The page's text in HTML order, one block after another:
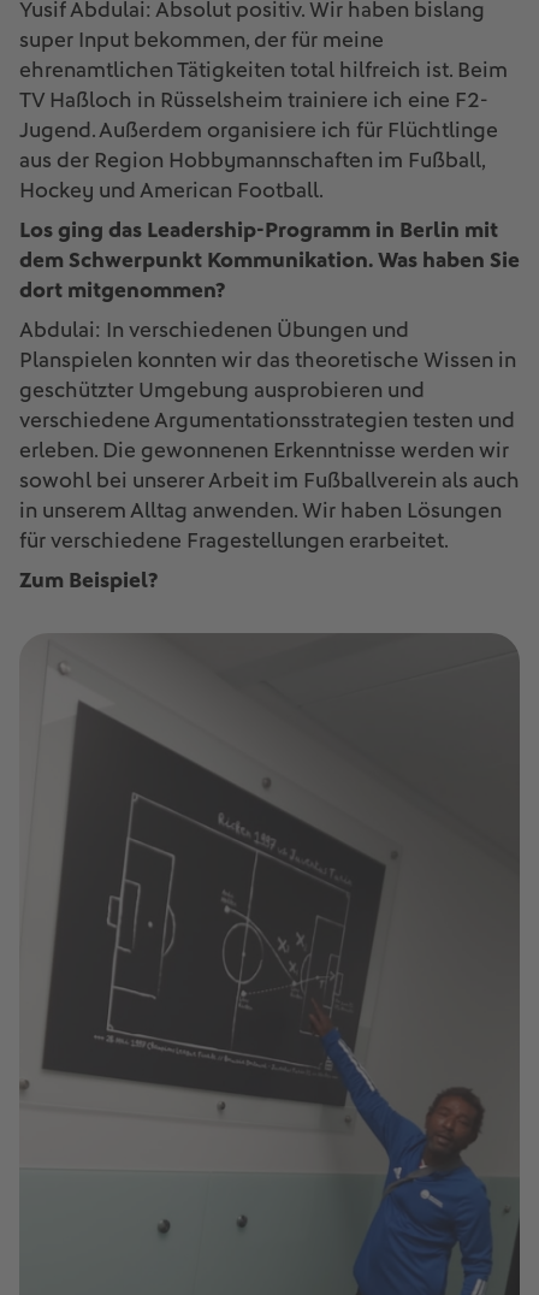
Yusif Abdulai: Absolut positiv. Wir haben bislang
super Input bekommen, der für meine
ehrenamtlichen Tätigkeiten total hilfreich ist. Beim
TV Haßloch in Rüsselsheim trainiere ich eine F2-
Jugend. Außerdem organisiere ich für Flüchtlinge
aus der Region Hobbymannschaften im Fußball,
Hockey und American Football.
Los ging das Leadership-Programm in Berlin mit
dem Schwerpunkt Kommunikation. Was haben Sie
dort mitgenommen?
Abdulai: In verschiedenen Übungen und
Planspielen konnten wir das theoretische Wissen in
geschützter Umgebung ausprobieren und
verschiedene Argumentationsstrategien testen und
erleben. Die gewonnenen Erkenntnisse werden wir
sowohl bei unserer Arbeit im Fußballverein als auch
in unserem Alltag anwenden. Wir haben Lösungen
für verschiedene Fragestellungen erarbeitet.
Zum Beispiel?